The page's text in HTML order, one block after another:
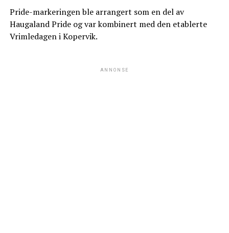
Pride-markeringen ble arrangert som en del av
Haugaland Pride og var kombinert med den etablerte
Vrimledagen i Kopervik.
ANNONSE